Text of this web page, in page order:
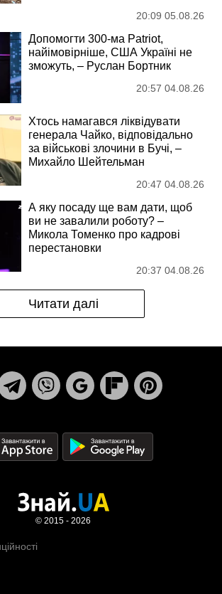
20:09 05.08.26
Допомогти 300-ма Patriot,
найімовірніше, США Україні не
зможуть, – Руслан Бортник
20:57 04.08.26
Хтось намагався ліквідувати
генерала Чайко, відповідально
за військові злочини в Бучі, –
Михайло Шейтельман
20:47 04.08.26
А яку посаду ще вам дати, щоб
ви не завалили роботу? –
Микола Томенко про кадрові
перестановки
20:37 04.08.26
Читати далі
© 2015 - 2026